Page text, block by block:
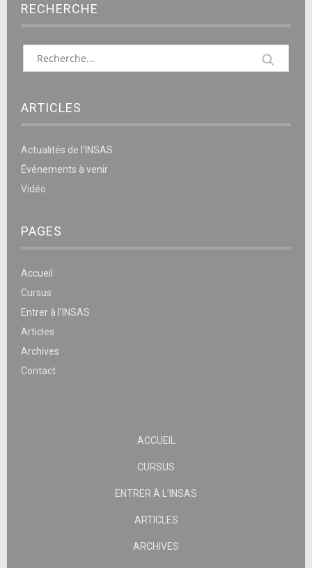
RECHERCHE
ARTICLES
Actualités de l’INSAS
Événements à venir
Vidéo
PAGES
Accueil
Cursus
Entrer à l’INSAS
Articles
Archives
Contact
ACCUEIL
CURSUS
ENTRER À L’INSAS
ARTICLES
ARCHIVES